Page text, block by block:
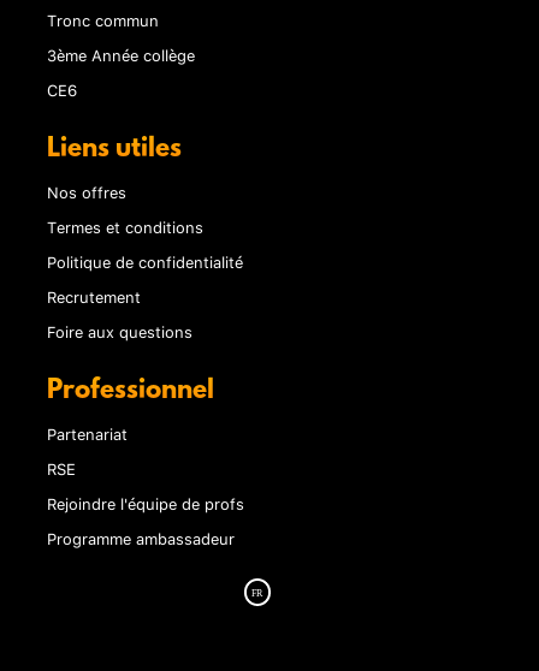
Tronc commun
3ème Année collège
CE6
Liens utiles
Nos offres
Termes et conditions
Politique de confidentialité
Recrutement
Foire aux questions
Professionnel
Partenariat
RSE
Rejoindre l'équipe de profs
Programme ambassadeur